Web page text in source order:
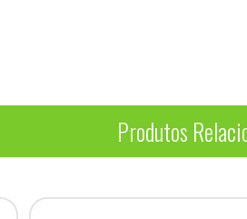
Produtos